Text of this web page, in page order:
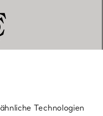
Technologien